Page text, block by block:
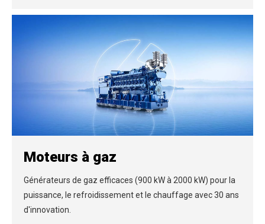
Moteurs à gaz
Générateurs de gaz efficaces (900 kW à 2000 kW) pour la
puissance, le refroidissement et le chauffage avec 30 ans
d'innovation.